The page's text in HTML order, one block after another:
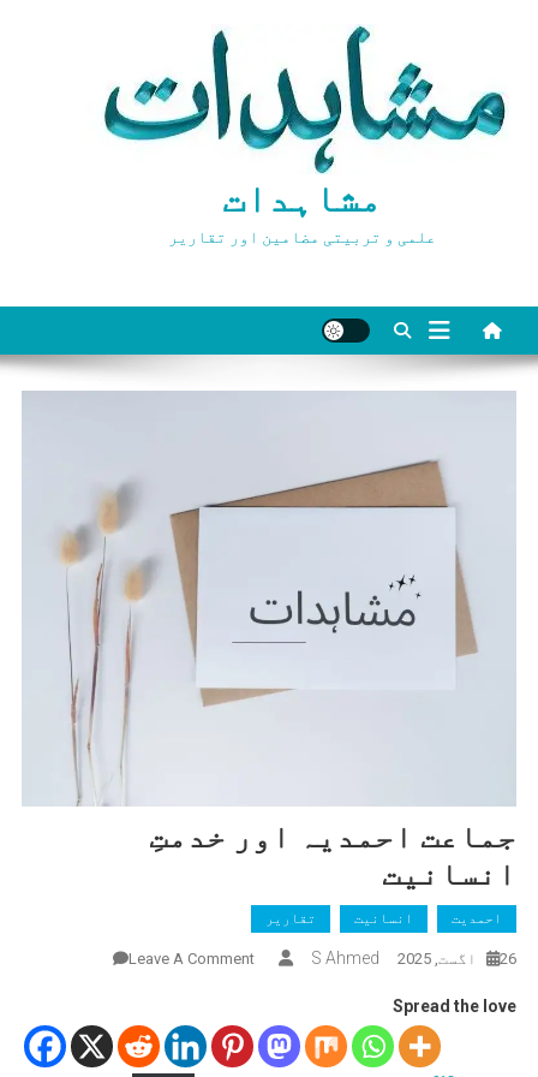
مشاہدات
علمی و تربیتی مضامین اور تقاریر
جماعت احمدیہ اور خدمتِ
انسانیت
احمدیت انسانیت تقاریر
26 اگست, 2025 S Ahmed
Leave A Comment
اور
خدمتِ
Spread the love